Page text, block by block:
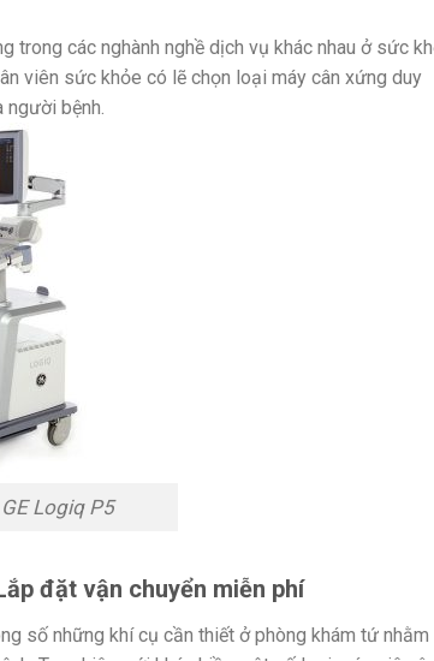
trong các nghành nghề dịch vụ khác nhau ở sức
viên sức khỏe có lẽ chọn loại máy cân xứng duy
bệnh.
Logiq P5
đặt vận chuyển miễn phí
số những khí cụ cần thiết ở phòng khám tứ nhằm